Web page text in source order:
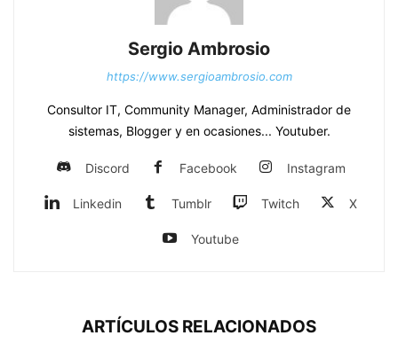
Sergio Ambrosio
https://www.sergioambrosio.com
Consultor IT, Community Manager, Administrador de
sistemas, Blogger y en ocasiones... Youtuber.
Discord Facebook Instagram
Linkedin Tumblr Twitch X
Youtube
ARTÍCULOS RELACIONADOS